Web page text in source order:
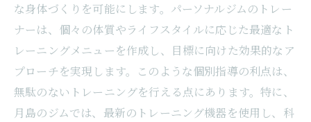
な身体づくりを可能にします。パーソナルジムのトレー
ナーは、個々の体質やライフスタイルに応じた最適なト
レーニングメニューを作成し、目標に向けた効果的なア
プローチを実現します。このような個別指導の利点は、
無駄のないトレーニングを行える点にあります。特に、
月島のジムでは、最新のトレーニング機器を使用し、科